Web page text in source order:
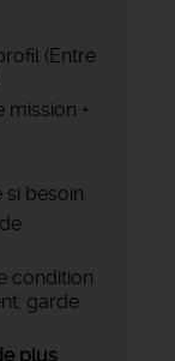
(Entre
mission +
besoin,
condition
garde
plus